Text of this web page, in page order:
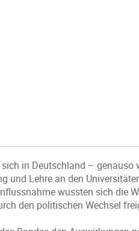
in Deutschland – genauso
und Lehre an den
wussten sich die
den politischen Wechsel